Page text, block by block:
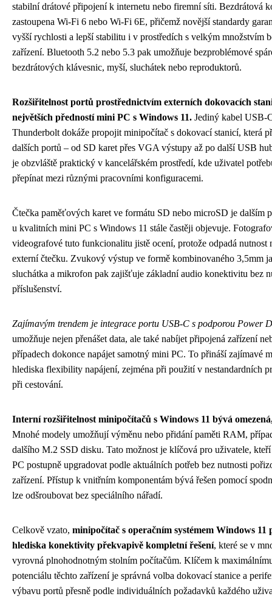
stabilní drátové připojení k internetu nebo firemní síti. Bezdrátová
zastoupena Wi-Fi 6 nebo Wi-Fi 6E, přičemž novější standardy
vyšší rychlosti a lepší stabilitu i v prostředích s velkým množstvím
zařízení. Bluetooth 5.2 nebo 5.3 pak umožňuje bezproblémové
bezdrátových klávesnic, myší, sluchátek nebo reproduktorů.
Rozšiřitelnost portů prostřednictvím externích dokovacích
největších předností mini PC s Windows 11. Jediný kabel USB-
Thunderbolt dokáže propojit minipočítač s dokovací stanicí, která
dalších portů – od SD karet přes VGA výstupy až po další USB
je obzvláště praktický v kancelářském prostředí, kde uživatel
přepínat mezi různými pracovními konfiguracemi.
Čtečka paměťových karet ve formátu SD nebo microSD je dalším
u kvalitních mini PC s Windows 11 stále častěji objevuje.
videografové tuto funkcionalitu jistě ocení, protože odpadá nutnost
externí čtečku. Zvukový výstup ve formě kombinovaného 3,5mm
sluchátka a mikrofon pak zajišťuje základní audio konektivitu bez
příslušenství.
Zajímavým trendem je integrace portu USB-C s podporou Power
umožňuje nejen přenášet data, ale také nabíjet připojená zařízení
případech dokonce napájet samotný mini PC. To přináší zajímavé
hlediska flexibility napájení, zejména při použití v nestandardních
při cestování.
Interní rozšiřitelnost minipočítačů s Windows 11 bývá
Mnohé modely umožňují výměnu nebo přidání paměti RAM,
dalšího M.2 SSD disku. Tato možnost je klíčová pro uživatele,
PC postupně upgradovat podle aktuálních potřeb bez nutnosti
zařízení. Přístup k vnitřním komponentám bývá řešen pomocí
lze odšroubovat bez speciálního nářadí.
Celkově vzato, minipočítač s operačním systémem Windows 11
hlediska konektivity překvapivě kompletní řešení, které se v
vyrovná plnohodnotným stolním počítačům. Klíčem k
potenciálu těchto zařízení je správná volba dokovací stanice a
výbavu portů přesně podle individuálních požadavků každého